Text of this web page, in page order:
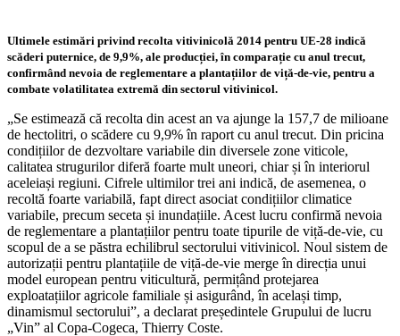
Ultimele estimări privind recolta vitivinicolă 2014 pentru UE-28 indică
scăderi puternice, de 9,9%, ale producției, în comparație cu anul trecut,
confirmând nevoia de reglementare a plantațiilor de viță-de-vie, pentru a
combate volatilitatea extremă din sectorul vitivinicol.
„Se estimează că recolta din acest an va ajunge la 157,7 de milioane
de hectolitri, o scădere cu 9,9% în raport cu anul trecut. Din pricina
condițiilor de dezvoltare variabile din diversele zone viticole,
calitatea strugurilor diferă foarte mult uneori, chiar și în interiorul
aceleiași regiuni. Cifrele ultimilor trei ani indică, de asemenea, o
recoltă foarte variabilă, fapt direct asociat condițiilor climatice
variabile, precum seceta și inundațiile. Acest lucru confirmă nevoia
de reglementare a plantațiilor pentru toate tipurile de viță-de-vie, cu
scopul de a se păstra echilibrul sectorului vitivinicol. Noul sistem de
autorizații pentru plantațiile de viță-de-vie merge în direcția unui
model european pentru viticultură, permițând protejarea
exploatațiilor agricole familiale și asigurând, în același timp,
dinamismul sectorului”, a declarat președintele Grupului de lucru
„Vin” al Copa-Cogeca, Thierry Coste.